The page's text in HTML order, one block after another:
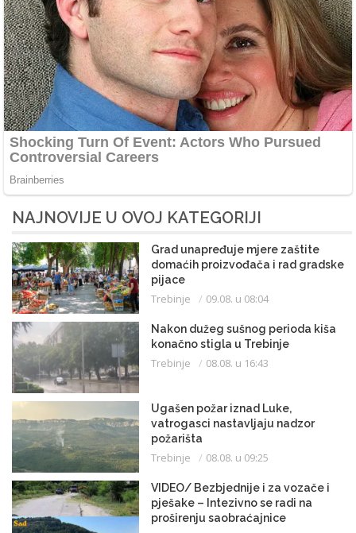
NAJNOVIJE U OVOJ KATEGORIJI
Grad unapređuje mjere zaštite
domaćih proizvođača i rad gradske
pijace
Trebinje 09.08. u 08:04
Nakon dužeg sušnog perioda kiša
konačno stigla u Trebinje
Trebinje 08.08. u 16:43
Ugašen požar iznad Luke,
vatrogasci nastavljaju nadzor
požarišta
Trebinje 08.08. u 09:25
VIDEO/ Bezbjednije i za vozače i
pješake – Intezivno se radi na
proširenju saobraćajnice